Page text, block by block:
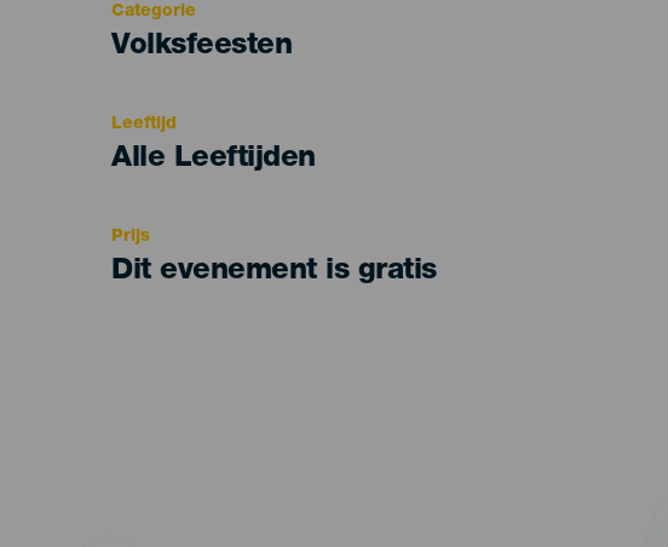
Categorie
Categoría
Volksfeesten
Leeftijd
Edad
Alle Leeftijden
Prijs
Dit evenement is gratis